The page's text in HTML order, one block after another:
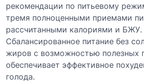
рекомендации по питьевому
тремя полноценными приемами
рассчитанными калориями и БЖУ.
Сбалансированное питание без
жиров с возможностью полезных
обеспечивает эффективное
голода.